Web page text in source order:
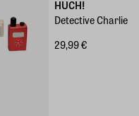
HUCH!
Detective Charlie
29,99 €